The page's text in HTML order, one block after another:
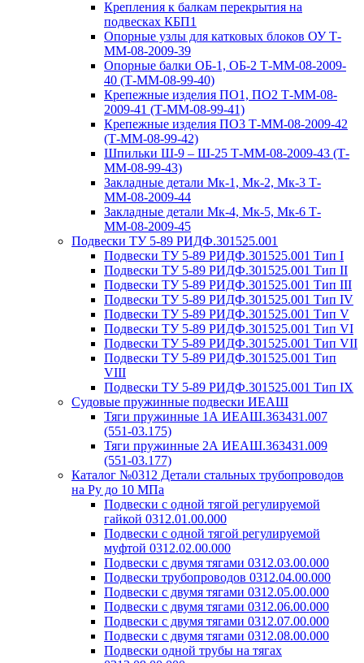
Крепления к балкам перекрытия на
подвесках КБП1
Опорные узлы для катковых блоков ОУ Т-
ММ-08-2009-39
Опорные балки ОБ-1, ОБ-2 Т-ММ-08-2009-
40 (Т-ММ-08-99-40)
Крепежные изделия ПО1, ПО2 Т-ММ-08-
2009-41 (Т-ММ-08-99-41)
Крепежные изделия ПО3 Т-ММ-08-2009-42
(Т-ММ-08-99-42)
Шпильки Ш-9 – Ш-25 Т-ММ-08-2009-43 (Т-
ММ-08-99-43)
Закладные детали Мк-1, Мк-2, Мк-3 Т-
ММ-08-2009-44
Закладные детали Мк-4, Мк-5, Мк-6 Т-
ММ-08-2009-45
Подвески ТУ 5-89 РИДФ.301525.001
Подвески ТУ 5-89 РИДФ.301525.001 Тип I
Подвески ТУ 5-89 РИДФ.301525.001 Тип II
Подвески ТУ 5-89 РИДФ.301525.001 Тип III
Подвески ТУ 5-89 РИДФ.301525.001 Тип IV
Подвески ТУ 5-89 РИДФ.301525.001 Тип V
Подвески ТУ 5-89 РИДФ.301525.001 Тип VI
Подвески ТУ 5-89 РИДФ.301525.001 Тип VII
Подвески ТУ 5-89 РИДФ.301525.001 Тип
VIII
Подвески ТУ 5-89 РИДФ.301525.001 Тип IX
Судовые пружинные подвески ИЕАШ
Тяги пружинные 1А ИЕАШ.363431.007
(551-03.175)
Тяги пружинные 2А ИЕАШ.363431.009
(551-03.177)
Каталог №0312 Детали стальных трубопроводов
на Ру до 10 МПа
Подвески с одной тягой регулируемой
гайкой 0312.01.00.000
Подвески с одной тягой регулируемой
муфтой 0312.02.00.000
Подвески с двумя тягами 0312.03.00.000
Подвески трубопроводов 0312.04.00.000
Подвески с двумя тягами 0312.05.00.000
Подвески с двумя тягами 0312.06.00.000
Подвески с двумя тягами 0312.07.00.000
Подвески с двумя тягами 0312.08.00.000
Подвески одной трубы на тягах